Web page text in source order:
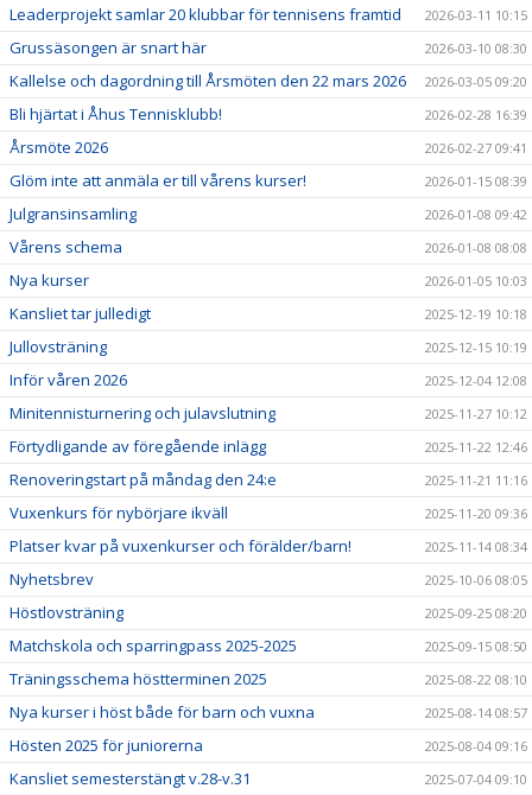
Leaderprojekt samlar 20 klubbar för tennisens framtid 2026-03-11 10:15
Grussäsongen är snart här 2026-03-10 08:30
Kallelse och dagordning till Årsmöten den 22 mars 2026 2026-03-05 09:20
Bli hjärtat i Åhus Tennisklubb! 2026-02-28 16:39
Årsmöte 2026 2026-02-27 09:41
Glöm inte att anmäla er till vårens kurser! 2026-01-15 08:39
Julgransinsamling 2026-01-08 09:42
Vårens schema 2026-01-08 08:08
Nya kurser 2026-01-05 10:03
Kansliet tar julledigt 2025-12-19 10:18
Jullovsträning 2025-12-15 10:19
Inför våren 2026 2025-12-04 12:08
Minitennisturnering och julavslutning 2025-11-27 10:12
Förtydligande av föregående inlägg 2025-11-22 12:46
Renoveringstart på måndag den 24:e 2025-11-21 11:16
Vuxenkurs för nybörjare ikväll 2025-11-20 09:36
Platser kvar på vuxenkurser och förälder/barn! 2025-11-14 08:34
Nyhetsbrev 2025-10-06 08:05
Höstlovsträning 2025-09-25 08:20
Matchskola och sparringpass 2025-2025 2025-09-15 08:50
Träningsschema höstterminen 2025 2025-08-22 08:10
Nya kurser i höst både för barn och vuxna 2025-08-14 08:57
Hösten 2025 för juniorerna 2025-08-04 09:16
Kansliet semesterstängt v.28-v.31 2025-07-04 09:10